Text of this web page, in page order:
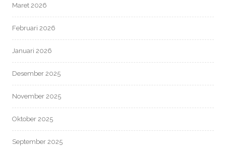
Maret 2026
Februari 2026
Januari 2026
Desember 2025
November 2025
Oktober 2025
September 2025